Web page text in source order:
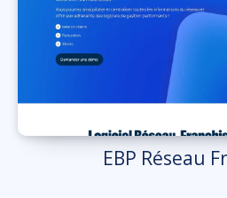
EBP Réseau